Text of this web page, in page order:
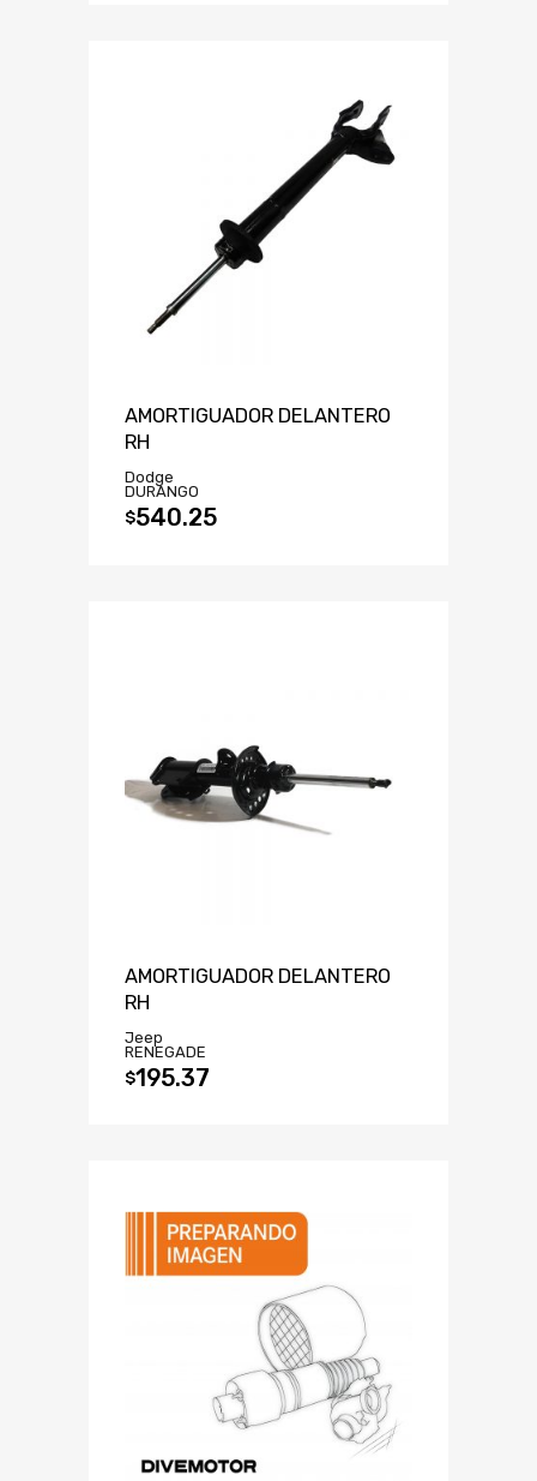
AMORTIGUADOR DELANTERO
RH
Dodge
DURANGO
$540.25
AMORTIGUADOR DELANTERO
RH
Jeep
RENEGADE
$195.37